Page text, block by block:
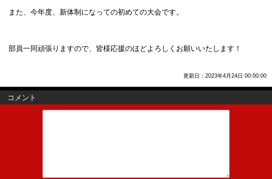
また、今年度、新体制になっての初めての大会です。
部員一同頑張りますので、皆様応援のほどよろしくお願いいたします！
更新日：2023年4月24日 00:00:00
コメント